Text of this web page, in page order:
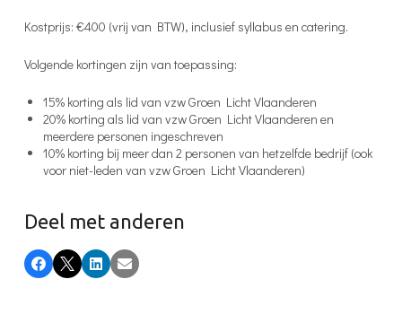
Kostprijs: €400 (vrij van BTW), inclusief syllabus en catering.
Volgende kortingen zijn van toepassing:
15% korting als lid van vzw Groen Licht Vlaanderen
20% korting als lid van vzw Groen Licht Vlaanderen en
meerdere personen ingeschreven
10% korting bij meer dan 2 personen van hetzelfde bedrijf (ook
voor niet-leden van vzw Groen Licht Vlaanderen)
Deel met anderen
Facebook
X LinkedIn
E-mail